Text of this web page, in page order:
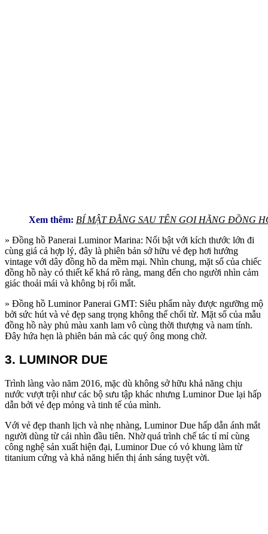
Xem thêm: BÍ MẬT ĐẰNG SAU TÊN GỌI HÃNG ĐỒNG
» Đồng hồ Panerai Luminor Marina: Nổi bật với kích thước lớn đi
cùng giá cả hợp lý, đây là phiên bản sở hữu vẻ đẹp hơi hướng
vintage với dây đồng hồ da mềm mại. Nhìn chung, mặt số của chiếc
đồng hồ này có thiết kế khá rõ ràng, mang đến cho người nhìn cảm
giác thoải mái và không bị rối mắt.
» Đồng hồ Luminor Panerai GMT: Siêu phẩm này được ngưỡng mộ
bởi sức hút và vẻ đẹp sang trọng không thể chối từ. Mặt số của mẫu
đồng hồ này phủ màu xanh lam vô cùng thời thượng và nam tính.
Đây hứa hẹn là phiên bản mà các quý ông mong chờ.
3. LUMINOR DUE
Trình làng vào năm 2016, mặc dù không sở hữu khả năng chịu
nước vượt trội như các bộ sưu tập khác nhưng Luminor Due lại hấp
dẫn bởi vẻ đẹp mỏng và tinh tế của mình.
Với vẻ đẹp thanh lịch và nhẹ nhàng, Luminor Due hấp dẫn ánh mắt
người dùng từ cái nhìn đầu tiên. Nhờ quá trình chế tác tỉ mỉ cùng
công nghệ sản xuất hiện đại, Luminor Due có vỏ khung làm từ
titanium cứng và khả năng hiển thị ánh sáng tuyệt vời.